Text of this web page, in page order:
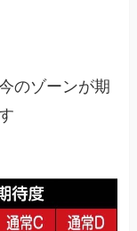
のゾーンが期